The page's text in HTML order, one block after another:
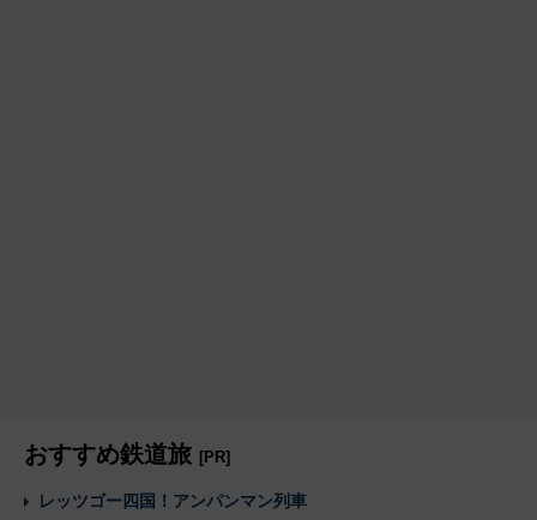
おすすめ鉄道旅 [PR]
レッツゴー四国！アンパンマン列車